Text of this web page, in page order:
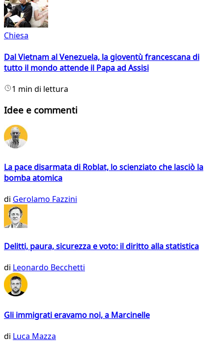
Chiesa
Dal Vietnam al Venezuela, la gioventù francescana di
tutto il mondo attende il Papa ad Assisi
1 min di lettura
Idee e commenti
La pace disarmata di Roblat, lo scienziato che lasciò la
bomba atomica
di Gerolamo Fazzini
Delitti, paura, sicurezza e voto: il diritto alla statistica
di Leonardo Becchetti
Gli immigrati eravamo noi, a Marcinelle
di Luca Mazza